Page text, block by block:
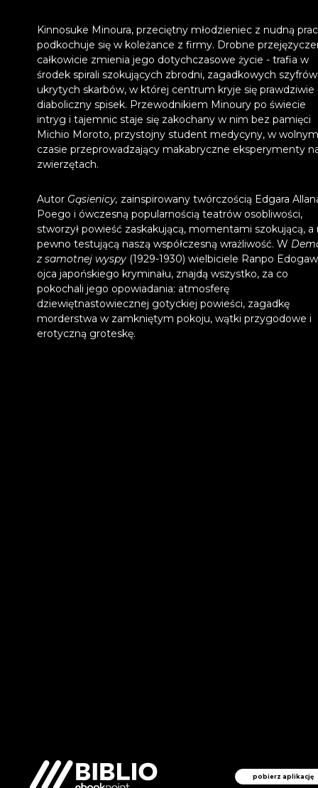
Kinnosuke Minoura, przeciętny młodzieniec z nudną
podkochuje się w koleżance z firmy. Drobne
całkowicie zmienia jego dotychczasowe życie - trafia w
środek spirali szokujących zbrodni, zagadkowych
ukrytych skarbów, w której centrum kryje się prawdziwie
diaboliczny spisek. Przewodnikiem Minoury po świecie
intryg i tajemnic staje się zakochany w nim bez pamięci
Michio Moroto, przystojny student medycyny, w wolnym
czasie przeprowadzający makabryczne eksperymenty
zwierzętach.
Autor Gąsienicy, zainspirowany twórczością Edgara
Poego i ówczesną popularnością teatrów osobliwości,
stworzył powieść zaskakującą, momentami szokującą, a
pewno testującą naszą współczesną wrażliwość. W
z samotnej wyspy (1929-1930) wielbiciele Ranpo
ojca japońskiego kryminału, znajdą wszystko, za co
pokochali jego opowiadania: atmosferę
dziewiętnastowiecznej gotyckiej powieści, zagadkę
morderstwa w zamkniętym pokoju, wątki przygodowe i
erotyczną groteskę.
pobierz aplikację